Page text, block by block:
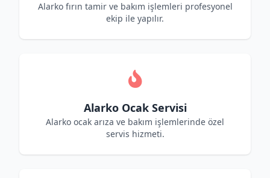
Alarko fırın tamir ve bakım işlemleri profesyonel
ekip ile yapılır.
Alarko Ocak Servisi
Alarko ocak arıza ve bakım işlemlerinde özel
servis hizmeti.